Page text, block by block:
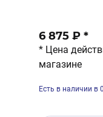
6 875 ₽ *
* Цена
магазине
Есть в наличии в